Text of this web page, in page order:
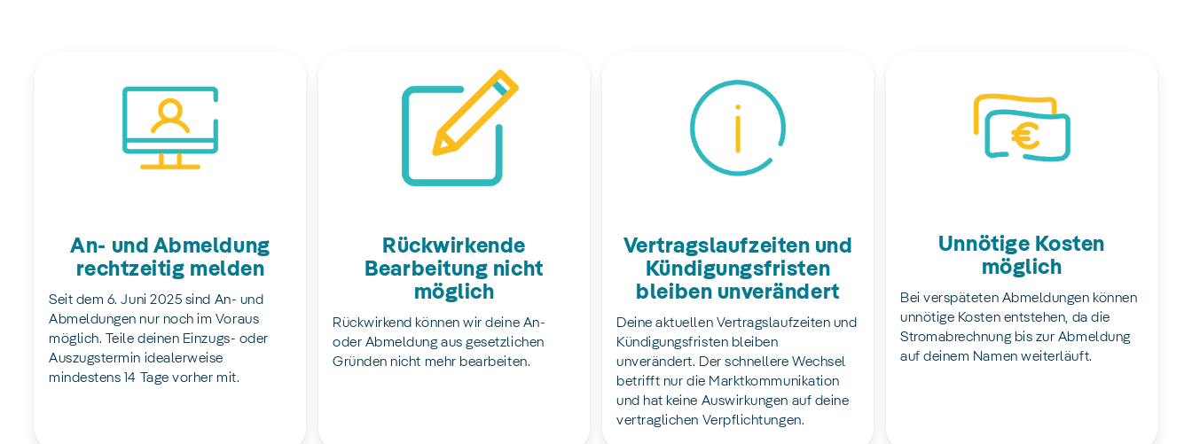
An- und Abmeldung
rechtzeitig melden
Seit dem 6. Juni 2025 sind An- und
Abmeldungen nur noch im Voraus
möglich. Teile deinen Einzugs- oder
Auszugstermin idealerweise
mindestens 14 Tage vorher mit.
Rückwirkende
Bearbeitung nicht
möglich
Rückwirkend können wir deine An-
oder Abmeldung aus gesetzlichen
Gründen nicht mehr bearbeiten.
Vertragslaufzeiten und
Kündigungsfristen
bleiben unverändert
Deine aktuellen Vertragslaufzeiten und
Kündigungsfristen bleiben
unverändert. Der schnellere Wechsel
betrifft nur die Marktkommunikation
und hat keine Auswirkungen auf deine
vertraglichen Verpflichtungen.
Unnötige Kosten
möglich
Bei verspäteten Abmeldungen können
unnötige Kosten entstehen, da die
Stromabrechnung bis zur Abmeldung
auf deinem Namen weiterläuft.